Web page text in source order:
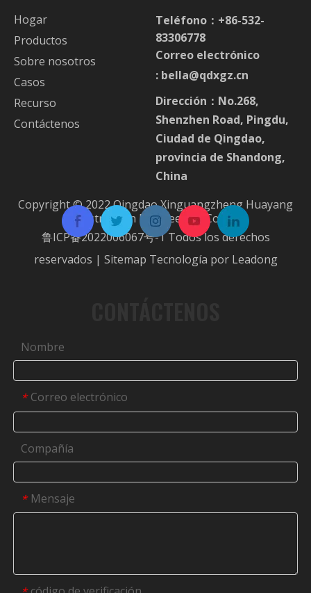
Hogar
Productos
Sobre nosotros
Casos
Recurso
Contáctenos
Teléfono：+86-532-
83306778
Correo electrónico
: bella@qdxgz.cn
Dirección：No.268,
Shenzhen Road, Pingdu,
Ciudad de Qingdao,
provincia de Shandong,
China
Copyright © 2022 Qingdao Xinguangzheng Huayang
Construction Engineering Co.,Ltd.
鲁ICP备2022006067号-1Todos los derechos
reservados | Sitemap Tecnología por Leadong
Nombre
* Correo electrónico
Compañía
* Mensaje